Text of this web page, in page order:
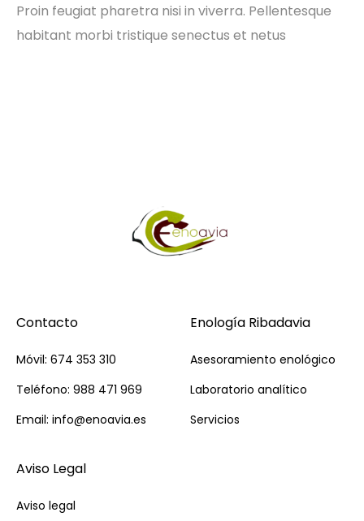
Proin feugiat pharetra nisi in viverra. Pellentesque
habitant morbi tristique senectus et netus
Contacto
Móvil: 674 353 310
Teléfono: 988 471 969
Email: info@enoavia.es
Enología Ribadavia
Asesoramiento enológico
Laboratorio analítico
Servicios
Aviso Legal
Aviso legal